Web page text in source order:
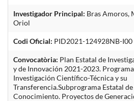
Investigador Principal: Bras Amoros,
Oriol
Codi Oficial: PID2021-124928NB-I00
Convocatòria: Plan Estatal de
y de Innovación 2021-2023.
Investigación Científico-Técnica y su
Transferencia.Subprograma Estatal
Conocimiento. Proyectos de